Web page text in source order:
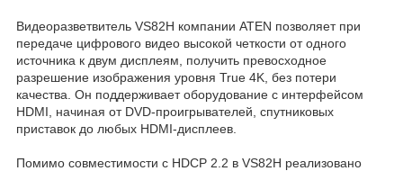
Видеоразветвитель VS82H компании ATEN позволяет при
передаче цифрового видео высокой четкости от одного
источника к двум дисплеям, получить превосходное
разрешение изображения уровня True 4K, без потери
качества. Он поддерживает оборудование с интерфейсом
HDMI, начиная от DVD-проигрывателей, спутниковых
приставок до любых HDMI-дисплеев.
Помимо совместимости с HDCP 2.2 в VS82H реализовано